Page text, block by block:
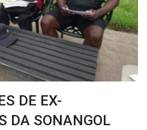
DE EX-
DA SONANGOL